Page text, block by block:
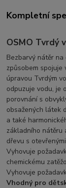
Kompletní
OSMO Tvrdý
Bezbarvý nátěr
způsobem spojuje
úpravou Tvrdým
odpuzuje vodu, je
porovnání s
obsažených látek
a také
základního nátěru
dřevu s
Vyhovuje
chemickému
Vyhovuje
Vhodný pro